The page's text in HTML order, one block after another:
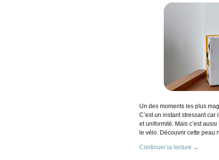
Un des moments les plus
C’est un instant stressant
et uniformité. Mais c’est
le vélo. Découvrir cette peau
Continuer la lecture →